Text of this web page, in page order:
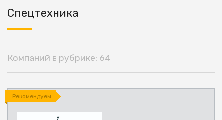
Спецтехника
Компаний в рубрике: 64
Рекомендуем